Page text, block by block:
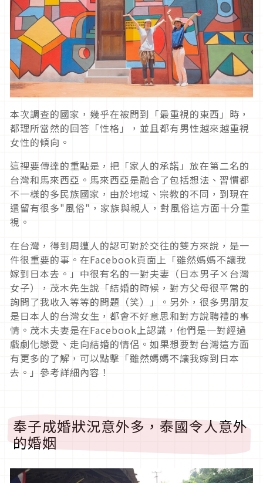
本次調查的國家，幾乎在被問到「最重視的東西」時，
都理所當然的回答「性格」，並且都有男性越來越重視
女性的傾向。
這裡要傳達的重點是，把「家人的承諾」放在第二名的
台灣和馬來西亞。馬來西亞是融合了包括想法、習慣都
不一樣的多民族國家，由於地域、宗教的不同，到現在
還留有很多"風俗"，家族與親人，對風俗這方面十分重
視。
在台灣，得到周遭人的認可對於交往的雙方來說，是一
件很重要的事。在Facebook頁面上「雖然媽媽不讓我
嫁到日本去。」中很有名的一對夫妻（日本男子×台灣
女子），茂木先生說「結婚的時候，對方父母很平常的
詢問了我收入等等的問題（笑）」。另外，很多男朋友
是日本人的台灣女生，都會不好意思和對方說聘禮的事
情。茂木夫妻是在Facebook上認識，他們是一對經過
戲劇化戀愛、走向結婚的情侶。如果想要對台灣這方面
有更多的了解，可以點擊「雖然媽媽不讓我嫁到日本
去。」參考詳細內容！
奉子成婚狀況意外多，泰國令人意外
的婚姻